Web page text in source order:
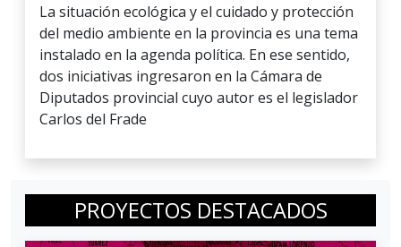
La situación ecológica y el cuidado y protección
del medio ambiente en la provincia es una tema
instalado en la agenda política. En ese sentido,
dos iniciativas ingresaron en la Cámara de
Diputados provincial cuyo autor es el legislador
Carlos del Frade
PROYECTOS DESTACADOS